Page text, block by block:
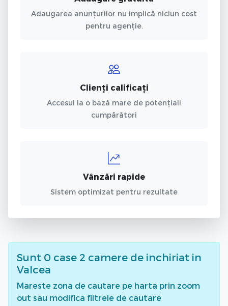
Adaugarea anunțurilor nu implică niciun cost
pentru agenție.
Clienți calificați
Accesul la o bază mare de potențiali
cumpărători
Vânzări rapide
Sistem optimizat pentru rezultate
Sunt 0 case 2 camere de inchiriat in
Valcea
Mareste zona de cautare pe harta prin zoom
out sau modifica filtrele de cautare